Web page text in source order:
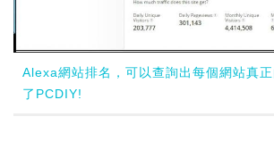
Alexa網站排名，可以查詢出每個網站真
了PCDIY!